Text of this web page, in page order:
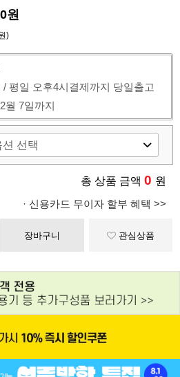
원
)
/ 평일 오후4시결제까지 당일출고
월 7일까지
총 상품 금액 0 원
· 신용카드 무이자 할부 혜택 >>
장바구니 관심상품